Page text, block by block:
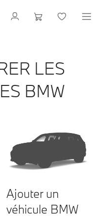
LES
BMW
Ajouter un
véhicule BMW